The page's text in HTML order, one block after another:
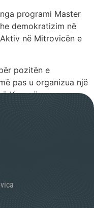
programi Master
demokratizim në
në Mitrovicën e
pozitën e
pas u organizua një
Kosovë.